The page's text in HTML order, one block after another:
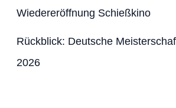
Wiedereröffnung Schießkino
Rückblick: Deutsche
2026